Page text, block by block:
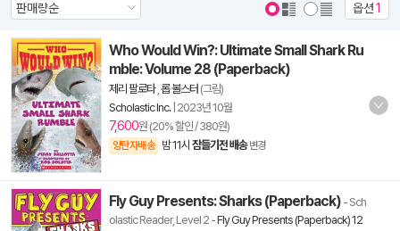
옵션1
Who Would Win?: Ultimate Small Shark Ru
mble: Volume 28 (Paperback)
제리 팔로타, 롭 볼스터 (그림)
Scholastic Inc.| 2023년 10월
7,600원 (20% 할인 / 380원)
양탄자배송 밤 11시 잠들기전 배송 변경
Fly Guy Presents: Sharks (Paperback) - Sch
olastic Reader, Level 2 -Fly Guy Presents (Paperback) 12